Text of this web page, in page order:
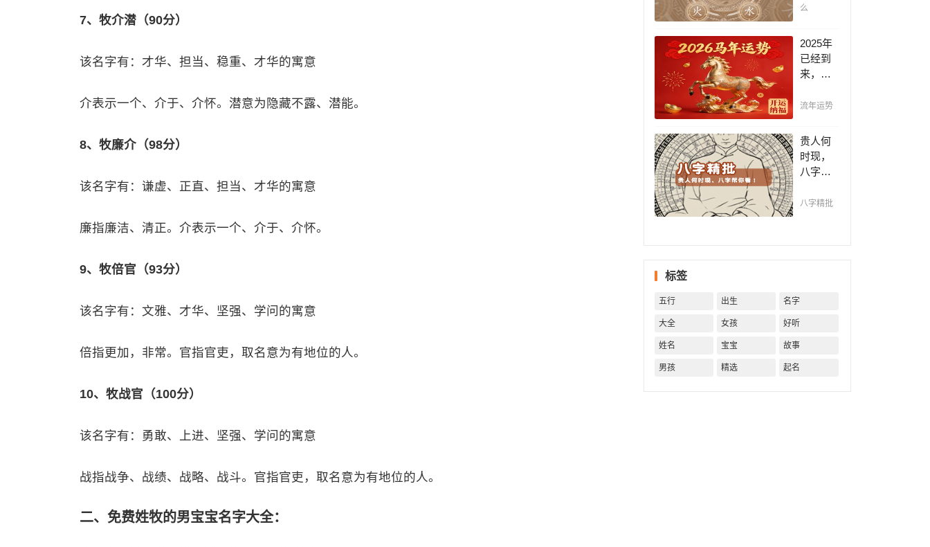
7、牧介潜（90分）
该名字有：才华、担当、稳重、才华的寓意
介表示一个、介于、介怀。潜意为隐藏不露、潜能。
8、牧廉介（98分）
该名字有：谦虚、正直、担当、才华的寓意
廉指廉洁、清正。介表示一个、介于、介怀。
9、牧倍官（93分）
该名字有：文雅、才华、坚强、学问的寓意
倍指更加，非常。官指官吏，取名意为有地位的人。
10、牧战官（100分）
该名字有：勇敢、上进、坚强、学问的寓意
战指战争、战绩、战略、战斗。官指官吏，取名意为有地位的人。
二、免费姓牧的男宝宝名字大全：
运一
晓五
行，把
控起伏
波澜，
缺，助
一生！
么
2025年
已经到
来，如
把握先
吉避
凶，不
走弯
路，点
查看！
流年运势
贵人何
时现，
八字帮
平阴阳
八字精批
标签
五行 出生 名字
大全 女孩 好听
姓名 宝宝 故事
男孩 精选 起名